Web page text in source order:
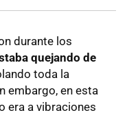
durante los
quejando de
toda la
embargo, en esta
era a vibraciones